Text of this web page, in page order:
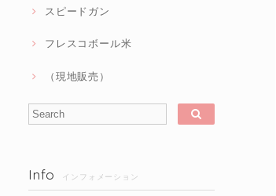
スピードガン
フレスコボール米
（現地販売）
Info インフォメーション